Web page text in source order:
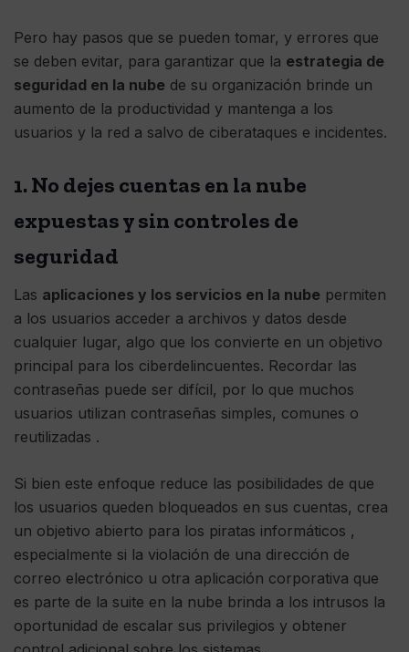
Pero hay pasos que se pueden tomar, y errores que
se deben evitar, para garantizar que la estrategia de
seguridad en la nube de su organización brinde un
aumento de la productividad y mantenga a los
usuarios y la red a salvo de ciberataques e incidentes.
1. No dejes cuentas en la nube
expuestas y sin controles de
seguridad
Las aplicaciones y los servicios en la nube permiten
a los usuarios acceder a archivos y datos desde
cualquier lugar, algo que los convierte en un objetivo
principal para los ciberdelincuentes. Recordar las
contraseñas puede ser difícil, por lo que muchos
usuarios utilizan contraseñas simples, comunes o
reutilizadas .
Si bien este enfoque reduce las posibilidades de que
los usuarios queden bloqueados en sus cuentas, crea
un objetivo abierto para los piratas informáticos ,
especialmente si la violación de una dirección de
correo electrónico u otra aplicación corporativa que
es parte de la suite en la nube brinda a los intrusos la
oportunidad de escalar sus privilegios y obtener